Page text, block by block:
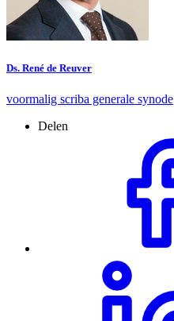
Ds. René de Reuver
voormalig scriba generale synode
Delen